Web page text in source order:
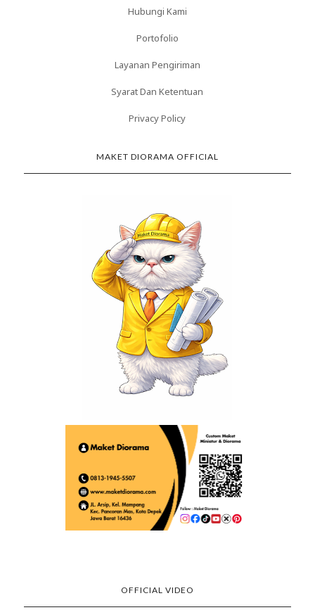
Hubungi Kami
Portofolio
Layanan Pengiriman
Syarat Dan Ketentuan
Privacy Policy
MAKET DIORAMA OFFICIAL
OFFICIAL VIDEO